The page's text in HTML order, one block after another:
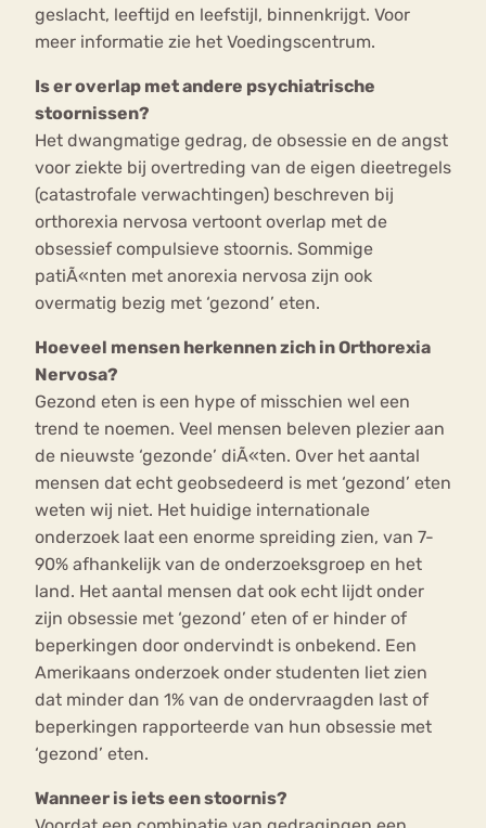
geslacht, leeftijd en leefstijl, binnenkrijgt. Voor
meer informatie zie het Voedingscentrum.
Is er overlap met andere psychiatrische
stoornissen?
Het dwangmatige gedrag, de obsessie en de angst
voor ziekte bij overtreding van de eigen dieetregels
(catastrofale verwachtingen) beschreven bij
orthorexia nervosa vertoont overlap met de
obsessief compulsieve stoornis. Sommige
patiÃ«nten met anorexia nervosa zijn ook
overmatig bezig met ‘gezond’ eten.
Hoeveel mensen herkennen zich in Orthorexia
Nervosa?
Gezond eten is een hype of misschien wel een
trend te noemen. Veel mensen beleven plezier aan
de nieuwste ‘gezonde’ diÃ«ten. Over het aantal
mensen dat echt geobsedeerd is met ‘gezond’ eten
weten wij niet. Het huidige internationale
onderzoek laat een enorme spreiding zien, van 7-
90% afhankelijk van de onderzoeksgroep en het
land. Het aantal mensen dat ook echt lijdt onder
zijn obsessie met ‘gezond’ eten of er hinder of
beperkingen door ondervindt is onbekend. Een
Amerikaans onderzoek onder studenten liet zien
dat minder dan 1% van de ondervraagden last of
beperkingen rapporteerde van hun obsessie met
‘gezond’ eten.
Wanneer is iets een stoornis?